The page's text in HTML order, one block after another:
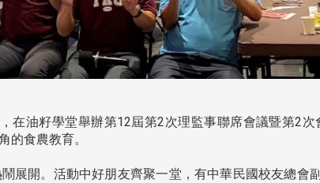
油籽學堂舉辦第12屆第2次理監事聯席會議暨第2
的食農教育。
展開。活動中好朋友齊聚一堂，有中華民國校友總會